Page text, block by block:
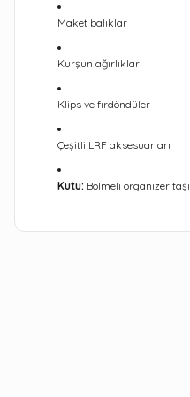
Maket balıklar
Kurşun ağırlıklar
Klips ve fırdöndüler
Çeşitli LRF aksesuarları
Kutu: Bölmeli organizer